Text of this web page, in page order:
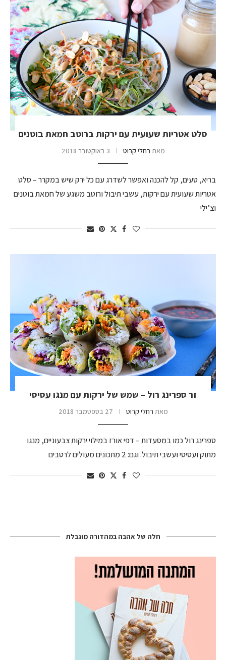
סלט אטריות שעועית עם ירקות ברוטב חמאת בוטנים
מאת רחלי קרוט 3 באוקטובר 2018
בריא, טעים, קל להכנה ואפשר לשדרג עם כל ירק שיש במקרר – סלט
אטריות שעועית עם ירקות, עשבי תיבול ורוטב משגע של חמאת בוטנים
וצ’ילי
זר ספרינג רול – שמש של ירקות עם מנגו עסיסי
מאת רחלי קרוט 27 בספטמבר 2018
ספרינג רול כמו במסעדות – דפי אורז במילוי ירקות צבעוניים, מנגו
מתוק ועסיסי ועשבי תיבול. וגם: 2 מתכונים מעולים לרטבים
חלה של אהבה במהדורה מוגבלת